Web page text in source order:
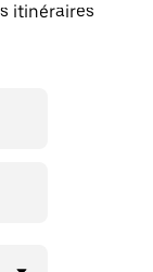
itinéraires